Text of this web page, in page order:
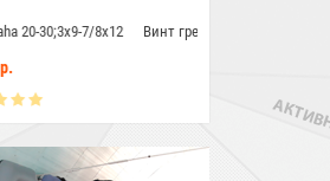
Yamaha 20-30;3x9-7/8x13